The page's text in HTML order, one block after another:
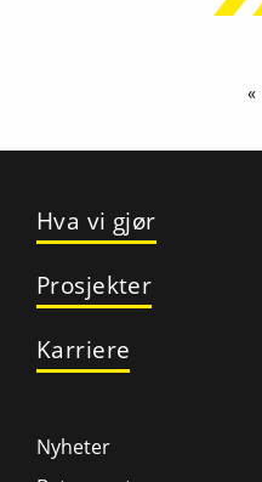
«
Hva vi gjør
Prosjekter
Karriere
Nyheter